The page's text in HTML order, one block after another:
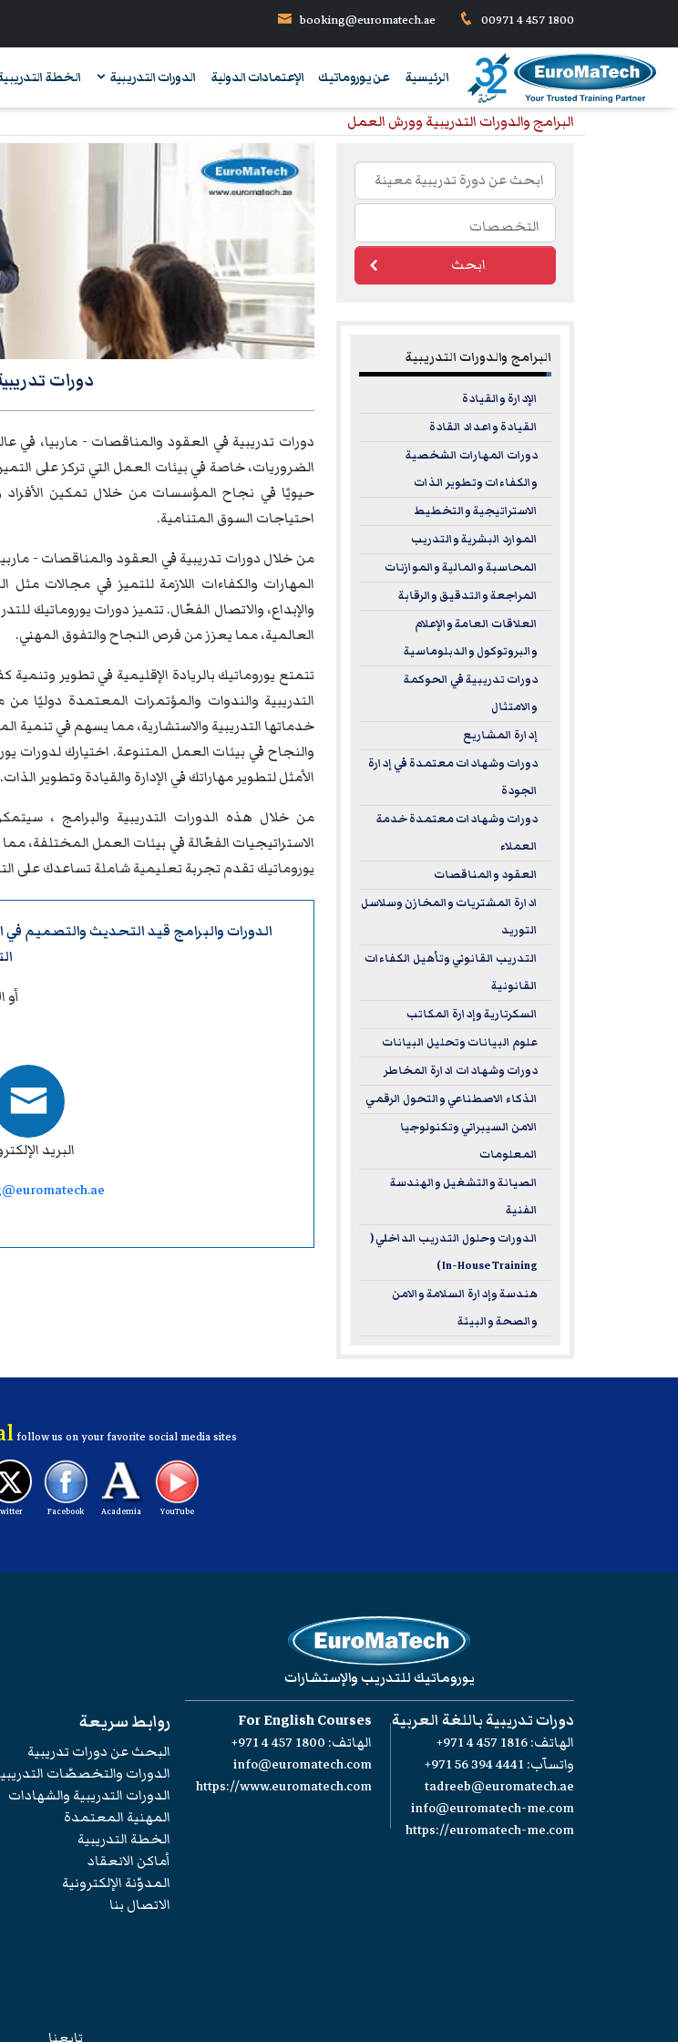
00971 4 457 1800
booking@euromatech.ae
الرئيسية عن يوروماتيك الإعتمادات الدولية الدورات التدريبية الخطة
البرامج والدورات التدريبية وورش العمل
دورات
دورات تدريبية في العقود والمناقصات - ماربيا، في
الضروريات، خاصة في بيئات العمل التي تركز على
حيويًا في نجاح المؤسسات من خلال تمكين الأفراد
احتياجات السوق المتنامية.
من خلال دورات تدريبية في العقود والمناقصات -
المهارات والكفاءات اللازمة للتميز في مجالات مثل
والإبداع، والاتصال الفعّال. تتميز دورات يوروماتيك
العالمية، مما يعزز من فرص النجاح والتفوق المهني.
تتمتع يوروماتيك بالريادة الإقليمية في تطوير
خدماتها التدريبية والاستشارية، مما يسهم في تنمية
والنجاح في بيئات العمل المتنوعة. اختيارك لدورات
الأمثل لتطوير مهاراتك في الإدارة والقيادة وتطوير الذات.
من خلال هذه الدورات التدريبية والبرامج ،
الاستراتيجيات الفعّالة في بيئات العمل
يوروماتيك تقدم تجربة تعليمية شاملة تساعدك على
الدورات والبرامج قيد التحديث والتصميم في
أو
البريد
ابحث
البرامج والدورات التدريبية
الإدارة والقيادة
القيادة واعداد القادة
دورات المهارات الشخصية
والكفاءات وتطوير الذات
الاستراتيجية والتخطيط
الموارد البشرية والتدريب
المحاسبة والمالية والموازنات
المراجعة والتدقيق والرقابة
العلاقات العامة والإعلام
والبروتوكول والدبلوماسية
دورات تدريبية في الحوكمة
والامتثال
إدارة المشاريع
دورات وشهادات معتمدة في إدارة
الجودة
دورات وشهادات معتمدة خدمة
العملاء
العقود والمناقصات
ادارة المشتريات والمخازن وسلاسل
التوريد
التدريب القانوني وتأهيل الكفاءات
القانونية
السكرتارية وإدارة المكاتب
علوم البيانات وتحليل البيانات
دورات وشهادات ادارة المخاطر
الذكاء الاصطناعي والتحول الرقمي
الامن السيبراني وتكنولوجيا
المعلومات
الصيانة والتشغيل والهندسة
الفنية
الدورات وحلول التدريب الداخلي (
In-House Training )
هندسة وإدارة السلامة والامن
والصحة والبيئة
follow us on your favorite social media sites
YouTube
Academia
Facebook
يوروماتيك للتدريب والإستشارات
دورات تدريبية باللغة العربية
الهاتف:+971 4 457 1816
واتسآب:+971 56 394 4441
tadreeb@euromatech.ae
info@euromatech-me.com
https://euromatech-me.com
For English Courses
الهاتف: +971 4 457 1800
info@euromatech.com
https://www.euromatech.com
روابط سريعة
البحث عن دورات تدريبية
الدورات والتخصصّات
الدورات التدريبية والشهادات
المهنية المعتمدة
الخطة التدريبية
أماكن الانعقاد
المدوّنة الإلكترونية
الاتصال بنا